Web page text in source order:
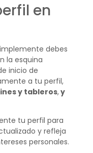
en
debes
la esquina
inicio de
a tu perfil,
y tableros,y
tu perfil para
y refleja
personales.